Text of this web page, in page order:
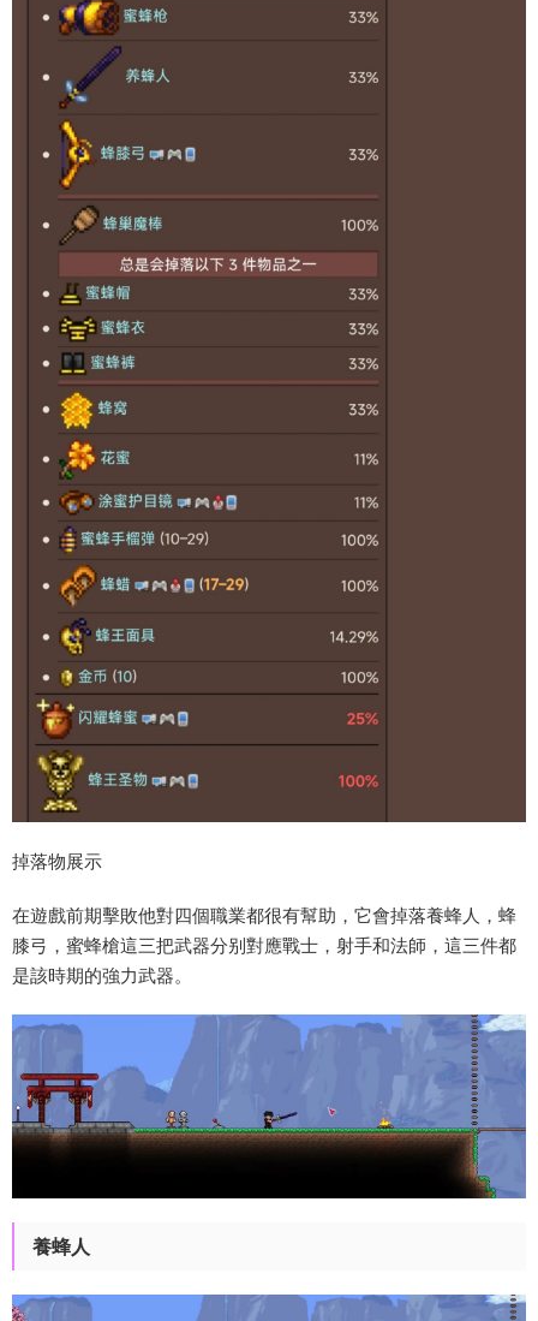
掉落物展示
在遊戲前期擊敗他對四個職業都很有幫助，它會掉落養蜂人，蜂
膝弓，蜜蜂槍這三把武器分别對應戰士，射手和法師，這三件都
是該時期的強力武器。
養蜂人